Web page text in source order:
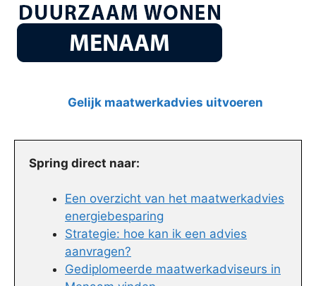
Gelijk maatwerkadvies uitvoeren
Spring direct naar:
Een overzicht van het maatwerkadvies
energiebesparing
Strategie: hoe kan ik een advies
aanvragen?
Gediplomeerde maatwerkadviseurs in